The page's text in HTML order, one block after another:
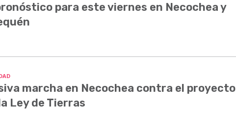
para este viernes en Necochea y
marcha en Necochea contra el proyecto
Ley de Tierras